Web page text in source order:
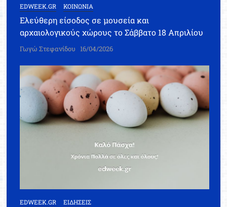
EDWEEK.GR ΚΟΙΝΩΝΙΑ
Ελεύθερη είσοδος σε μουσεία και
αρχαιολογικούς χώρους το Σάββατο 18 Απριλίου
Γωγώ Στεφανίδου 16/04/2026
EDWEEK.GR ΕΙΔΗΣΕΙΣ